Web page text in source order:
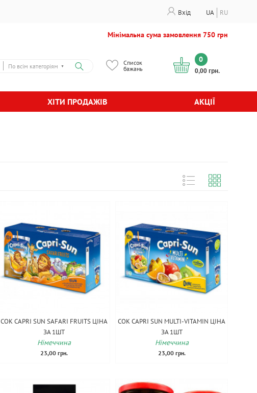
Вхід RU
UA
Мінімальна сума замовлення 750 грн
По всім категоріям ▼
Список
бажань
0
0,00 грн.
ХІТИ ПРОДАЖІВ АКЦІЇ
СОК CAPRI SUN SAFARI FRUITS ЦІНА
ЗА 1ШТ
Німеччина
23,00 грн.
СОК CAPRI SUN MULTI-VITAMIN ЦІНА
ЗА 1ШТ
Німеччина
23,00 грн.